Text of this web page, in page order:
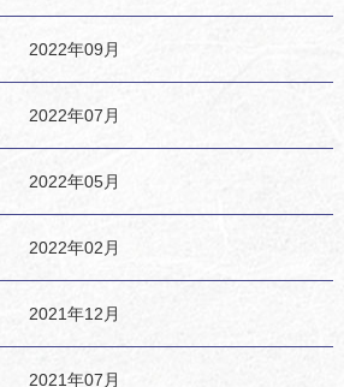
2022年09月
2022年07月
2022年05月
2022年02月
2021年12月
2021年07月